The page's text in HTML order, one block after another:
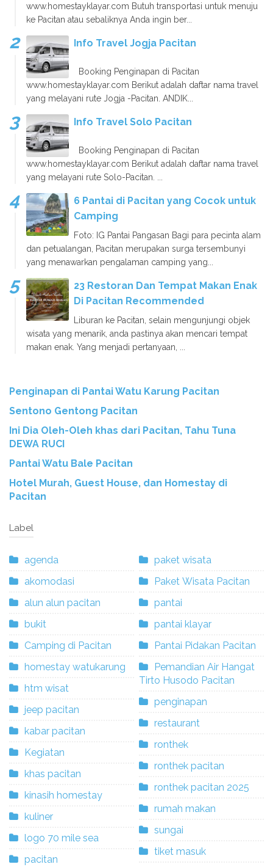
www.homestayklayar.com Butuh transportasi untuk menuju
ke Pacitan atau sebaliknya Anda ingin ber...
Info Travel Jogja Pacitan
Booking Penginapan di Pacitan
www.homestayklayar.com Berikut adalah daftar nama travel
yang melayani rute Jogja -Pacitan. ANDIK...
Info Travel Solo Pacitan
Booking Penginapan di Pacitan
www.homestayklayar.com Berikut adalah daftar nama travel
yang melayani rute Solo-Pacitan. ...
6 Pantai di Pacitan yang Cocok untuk
Camping
Foto: IG Pantai Pangasan Bagi para pecinta alam
dan petualangan, Pacitan merupakan surga tersembunyi
yang menawarkan pengalaman camping yang...
23 Restoran Dan Tempat Makan Enak
Di Pacitan Recommended
Liburan ke Pacitan, selain mengunjungi objek
wisata yang menarik, anda pastinya akan mencari tempat
makan enak. Yang menjadi pertanyaan, ...
Penginapan di Pantai Watu Karung Pacitan
Sentono Gentong Pacitan
Ini Dia Oleh-Oleh khas dari Pacitan, Tahu Tuna
DEWA RUCI
Pantai Watu Bale Pacitan
Hotel Murah, Guest House, dan Homestay di
Pacitan
Label
agenda
akomodasi
alun alun pacitan
bukit
Camping di Pacitan
homestay watukarung
htm wisat
jeep pacitan
kabar pacitan
Kegiatan
khas pacitan
kinasih homestay
kuliner
logo 70 mile sea
pacitan
paket wisata
Paket Wisata Pacitan
pantai
pantai klayar
Pantai Pidakan Pacitan
Pemandian Air Hangat
Tirto Husodo Pacitan
penginapan
restaurant
ronthek
ronthek pacitan
ronthek pacitan 2025
rumah makan
sungai
tiket masuk